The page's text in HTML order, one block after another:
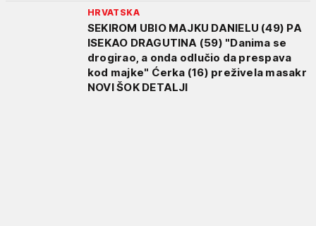
HRVATSKA
SEKIROM UBIO MAJKU DANIELU (49) PA
ISEKAO DRAGUTINA (59) "Danima se
drogirao, a onda odlučio da prespava
kod majke" Ćerka (16) preživela masakr
NOVI ŠOK DETALJI